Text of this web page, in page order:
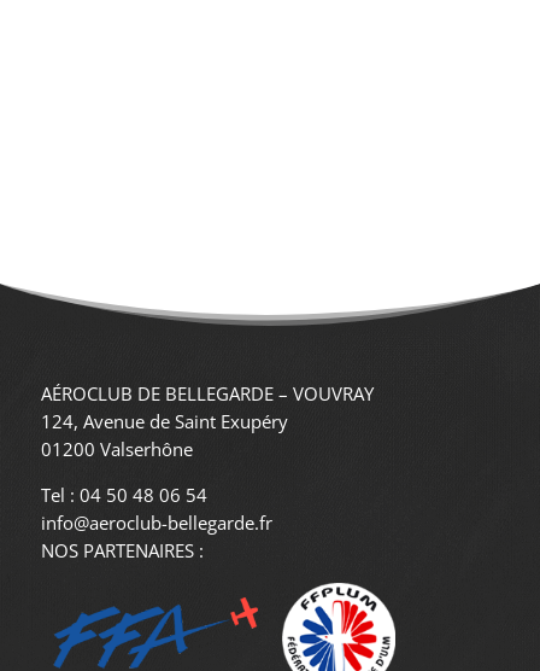
AÉROCLUB DE BELLEGARDE – VOUVRAY
124, Avenue de Saint Exupéry
01200 Valserhône
Tel : 04 50 48 06 54
info@aeroclub-bellegarde.fr
NOS PARTENAIRES :